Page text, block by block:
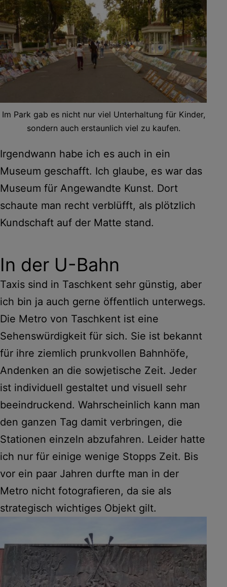
Im Park gab es nicht nur viel Unterhaltung für Kinder,
sondern auch erstaunlich viel zu kaufen.
Irgendwann habe ich es auch in ein
Museum geschafft. Ich glaube, es war das
Museum für Angewandte Kunst. Dort
schaute man recht verblüfft, als plötzlich
Kundschaft auf der Matte stand.
In der U-Bahn
Taxis sind in Taschkent sehr günstig, aber
ich bin ja auch gerne öffentlich unterwegs.
Die Metro von Taschkent ist eine
Sehenswürdigkeit für sich. Sie ist bekannt
für ihre ziemlich prunkvollen Bahnhöfe,
Andenken an die sowjetische Zeit. Jeder
ist individuell gestaltet und visuell sehr
beeindruckend. Wahrscheinlich kann man
den ganzen Tag damit verbringen, die
Stationen einzeln abzufahren. Leider hatte
ich nur für einige wenige Stopps Zeit. Bis
vor ein paar Jahren durfte man in der
Metro nicht fotografieren, da sie als
strategisch wichtiges Objekt gilt.